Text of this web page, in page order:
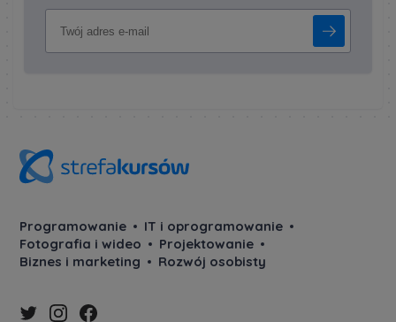
Programowanie
IT i oprogramowanie
Fotografia i wideo
Projektowanie
Biznes i marketing
Rozwój osobisty